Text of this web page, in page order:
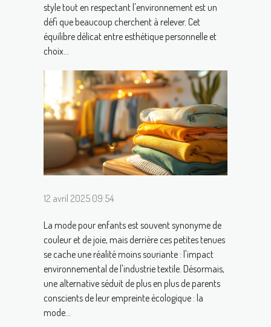
style tout en respectant l'environnement est un
défi que beaucoup cherchent à relever. Cet
équilibre délicat entre esthétique personnelle et
choix...
12 avril 2025 09:54
La mode pour enfants est souvent synonyme de
couleur et de joie, mais derrière ces petites tenues
se cache une réalité moins souriante : l'impact
environnemental de l'industrie textile. Désormais,
une alternative séduit de plus en plus de parents
conscients de leur empreinte écologique : la
mode...